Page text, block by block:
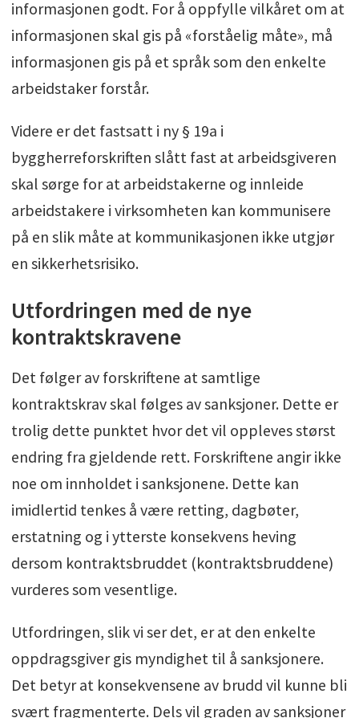
informasjonen godt. For å oppfylle vilkåret om at
informasjonen skal gis på «forståelig måte», må
informasjonen gis på et språk som den enkelte
arbeidstaker forstår.
Videre er det fastsatt i ny § 19a i
byggherreforskriften slått fast at arbeidsgiveren
skal sørge for at arbeidstakerne og innleide
arbeidstakere i virksomheten kan kommunisere
på en slik måte at kommunikasjonen ikke utgjør
en sikkerhetsrisiko.
Utfordringen med de nye
kontraktskravene
Det følger av forskriftene at samtlige
kontraktskrav skal følges av sanksjoner. Dette er
trolig dette punktet hvor det vil oppleves størst
endring fra gjeldende rett. Forskriftene angir ikke
noe om innholdet i sanksjonene. Dette kan
imidlertid tenkes å være retting, dagbøter,
erstatning og i ytterste konsekvens heving
dersom kontraktsbruddet (kontraktsbruddene)
vurderes som vesentlige.
Utfordringen, slik vi ser det, er at den enkelte
oppdragsgiver gis myndighet til å sanksjonere.
Det betyr at konsekvensene av brudd vil kunne bli
svært fragmenterte. Dels vil graden av sanksjoner